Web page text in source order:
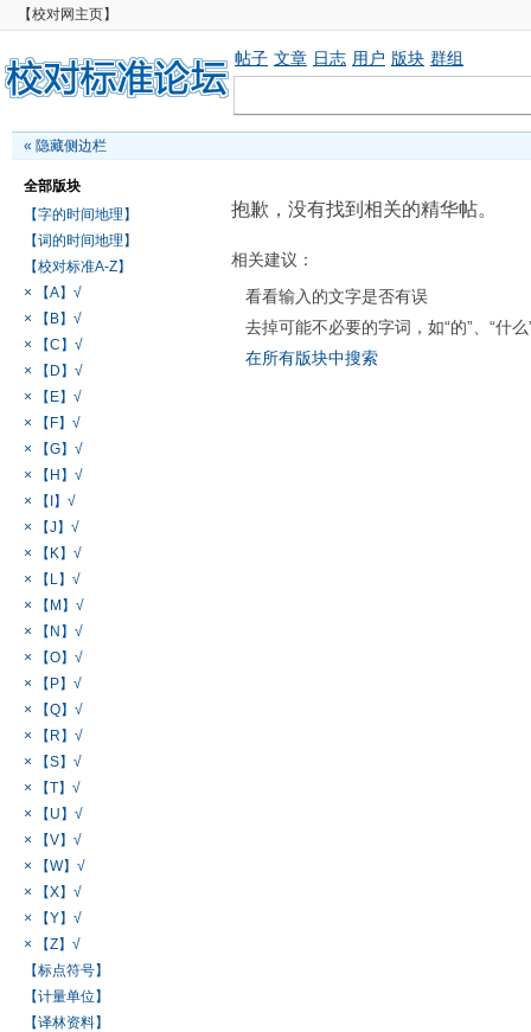
【校对网主页】
帖子 文章 日志 用户 版块 群组
« 隐藏侧边栏
全部版块
【字的时间地理】
【词的时间地理】
【校对标准A-Z】
× 【A】√
× 【B】√
× 【C】√
× 【D】√
× 【E】√
× 【F】√
× 【G】√
× 【H】√
× 【I】√
× 【J】√
× 【K】√
× 【L】√
× 【M】√
× 【N】√
× 【O】√
× 【P】√
× 【Q】√
× 【R】√
× 【S】√
× 【T】√
× 【U】√
× 【V】√
× 【W】√
× 【X】√
× 【Y】√
× 【Z】√
【标点符号】
【计量单位】
【译林资料】
抱歉，没有找到相关的精华帖。
相关建议：
看看输入的文字是否有误
去掉可能不必要的字词，如“的”、“什么
在所有版块中搜索